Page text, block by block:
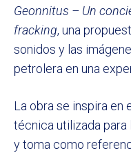
Geonnitus – Un
fracking, una
sonidos y las
petrolera en una
La obra se inspira en
técnica utilizada
y toma como